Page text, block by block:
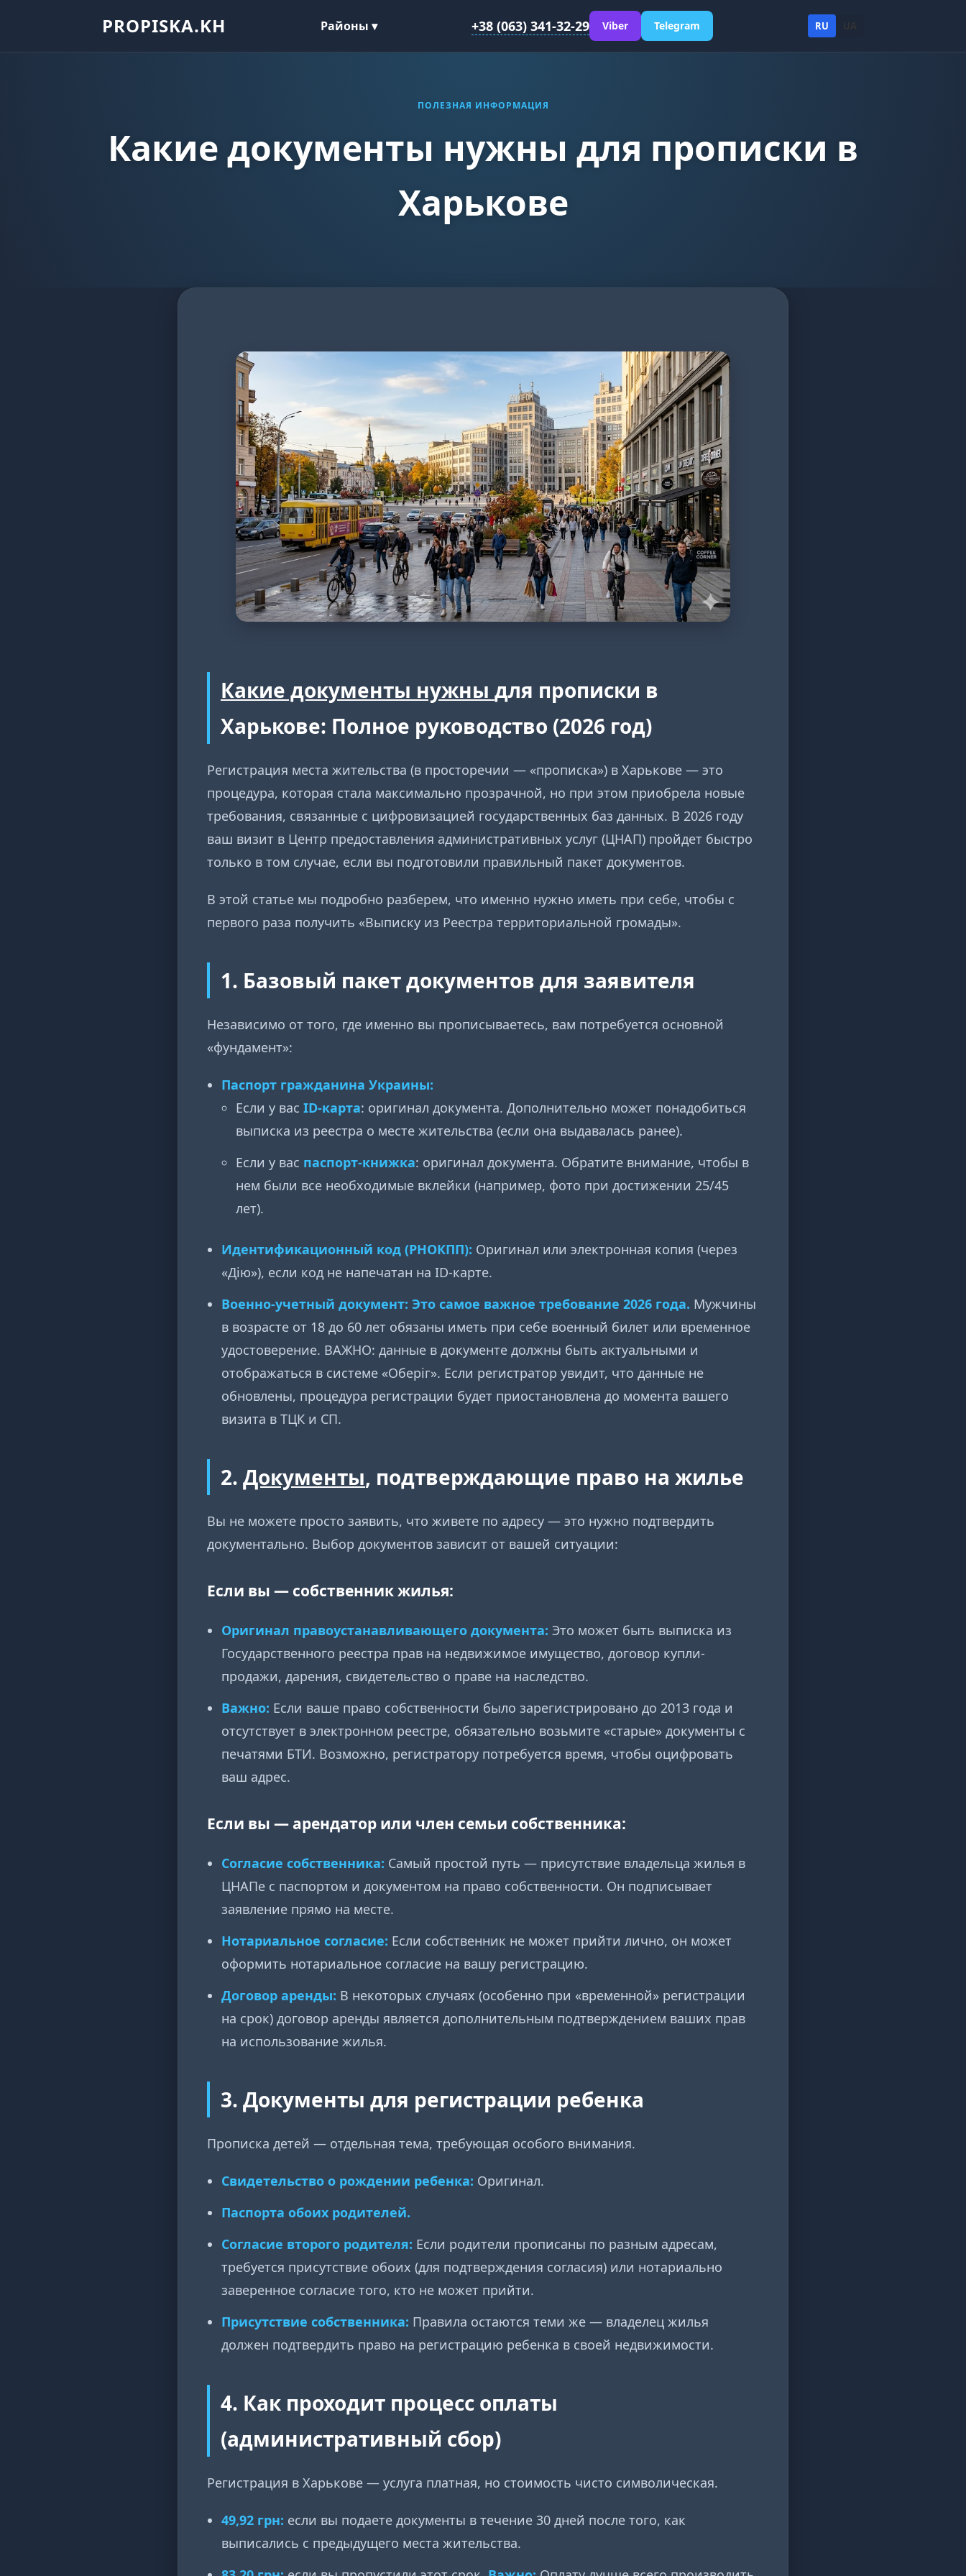
PROPISKA.KH Районы ▾ +38 (063) 341-32-29 Viber Telegram RU
ПОЛЕЗНАЯ ИНФОРМАЦИЯ
Какие документы нужны для прописки в
Харькове
Какие документы нужны для прописки в
Харькове: Полное руководство (2026 год)
Регистрация места жительства (в просторечии — «прописка») в Харькове — это
процедура, которая стала максимально прозрачной, но при этом приобрела новые
требования, связанные с цифровизацией государственных баз данных. В 2026 году
ваш визит в Центр предоставления административных услуг (ЦНАП) пройдет быстро
только в том случае, если вы подготовили правильный пакет документов.
В этой статье мы подробно разберем, что именно нужно иметь при себе, чтобы с
первого раза получить «Выписку из Реестра территориальной громады».
1. Базовый пакет документов для заявителя
Независимо от того, где именно вы прописываетесь, вам потребуется основной
«фундамент»:
Паспорт гражданина Украины:
Если у вас ID-карта: оригинал документа. Дополнительно может понадобиться
выписка из реестра о месте жительства (если она выдавалась ранее).
Если у вас паспорт-книжка: оригинал документа. Обратите внимание, чтобы в
нем были все необходимые вклейки (например, фото при достижении 25/45
лет).
Идентификационный код (РНОКПП): Оригинал или электронная копия (через
«Дію»), если код не напечатан на ID-карте.
Военно-учетный документ: Это самое важное требование 2026 года. Мужчины
в возрасте от 18 до 60 лет обязаны иметь при себе военный билет или временное
удостоверение. ВАЖНО: данные в документе должны быть актуальными и
отображаться в системе «Оберіг». Если регистратор увидит, что данные не
обновлены, процедура регистрации будет приостановлена до момента вашего
визита в ТЦК и СП.
2. Документы, подтверждающие право на жилье
Вы не можете просто заявить, что живете по адресу — это нужно подтвердить
документально. Выбор документов зависит от вашей ситуации:
Если вы — собственник жилья:
Оригинал правоустанавливающего документа: Это может быть выписка из
Государственного реестра прав на недвижимое имущество, договор купли-
продажи, дарения, свидетельство о праве на наследство.
Важно: Если ваше право собственности было зарегистрировано до 2013 года и
отсутствует в электронном реестре, обязательно возьмите «старые» документы с
печатями БТИ. Возможно, регистратору потребуется время, чтобы оцифровать
ваш адрес.
Если вы — арендатор или член семьи собственника:
Согласие собственника: Самый простой путь — присутствие владельца жилья в
ЦНАПе с паспортом и документом на право собственности. Он подписывает
заявление прямо на месте.
Нотариальное согласие: Если собственник не может прийти лично, он может
оформить нотариальное согласие на вашу регистрацию.
Договор аренды: В некоторых случаях (особенно при «временной» регистрации
на срок) договор аренды является дополнительным подтверждением ваших прав
на использование жилья.
3. Документы для регистрации ребенка
Прописка детей — отдельная тема, требующая особого внимания.
Свидетельство о рождении ребенка: Оригинал.
Паспорта обоих родителей.
Согласие второго родителя: Если родители прописаны по разным адресам,
требуется присутствие обоих (для подтверждения согласия) или нотариально
заверенное согласие того, кто не может прийти.
Присутствие собственника: Правила остаются теми же — владелец жилья
должен подтвердить право на регистрацию ребенка в своей недвижимости.
4. Как проходит процесс оплаты
(административный сбор)
Регистрация в Харькове — услуга платная, но стоимость чисто символическая.
49,92 грн: если вы подаете документы в течение 30 дней после того, как
выписались с предыдущего места жительства.